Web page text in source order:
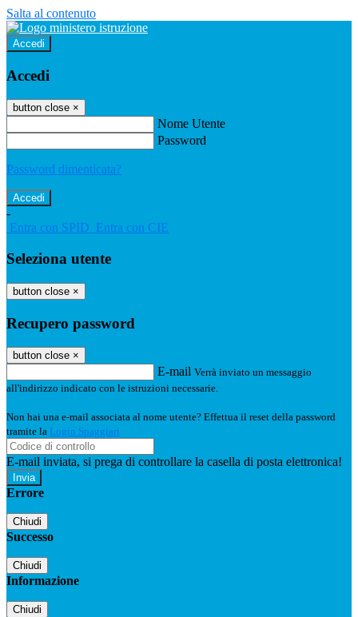
Salta al contenuto
Accedi
Accedi
button close ×
Nome Utente
Password
Password dimenticata?
-
Entra con SPID Entra con CIE
Seleziona utente
button close ×
Recupero password
button close ×
E-mail Verrà inviato un messaggio
all'indirizzo indicato con le istruzioni necessarie.
Non hai una e-mail associata al nome utente? Effettua il reset della password
tramite la Login Spaggiari
E-mail inviata, si prega di controllare la casella di posta elettronica!
Errore
Chiudi
Successo
Chiudi
Informazione
Chiudi